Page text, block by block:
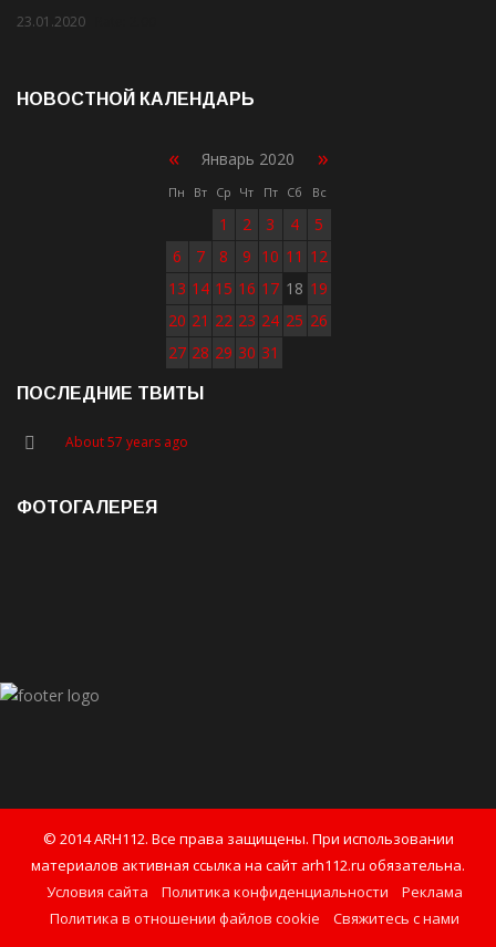
23.01.2020
НОВОСТНОЙ КАЛЕНДАРЬ
« Январь 2020 »
Пн Вт Ср Чт Пт Сб Вс
1 2 3 4
5
6
7 8 9 10 11 12
13 14 15 16 17 18 19
20 21 22 23 24 25 26
27 28 29 30 31
ПОСЛЕДНИЕ ТВИТЫ
About 57 years ago
ФОТОГАЛЕРЕЯ
© 2014 ARH112. Все права защищены. При использовании
материалов активная ссылка на сайт arh112.ru обязательна.
Условия сайта
Политика конфиденциальности
Реклама
Политика в отношении файлов cookie
Свяжитесь с нами